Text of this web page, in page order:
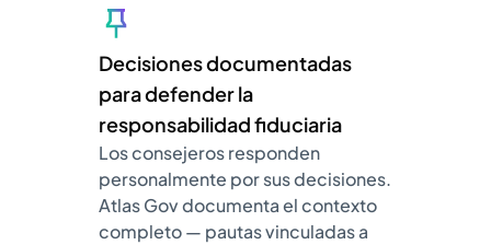
Decisiones documentadas
para defender la
responsabilidad fiduciaria
Los consejeros responden
personalmente por sus decisiones.
Atlas Gov documenta el contexto
completo — pautas vinculadas a